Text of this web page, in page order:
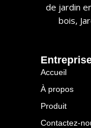
de jardin
bois,
Accueil
À propos
Produit
Contactez-